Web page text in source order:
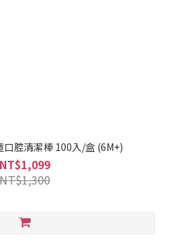
口腔清潔棒 100入/盒 (6M+)
NT$1,099
NT$1,300